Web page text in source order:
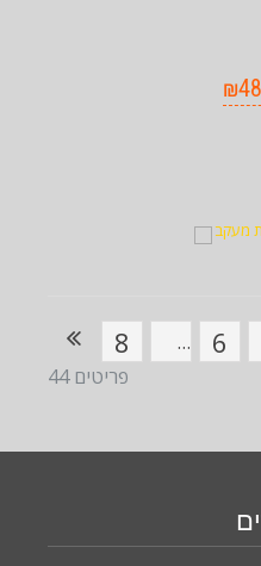
מעקב
6
…
8
פריטים 44